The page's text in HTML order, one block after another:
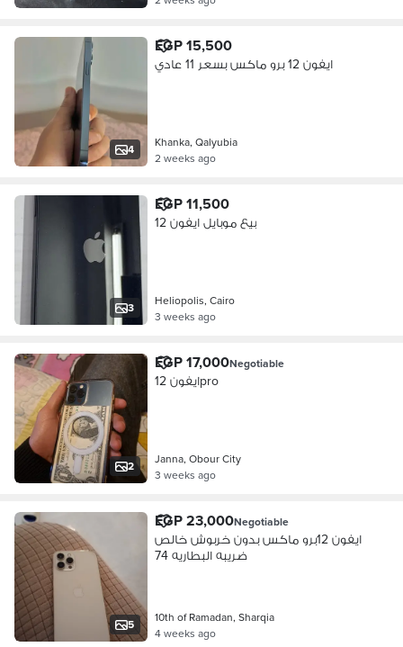
4
EGP 15,500
ايفون 12 برو ماكس بسعر 11 عادي
Khanka, Qalyubia
2 weeks ago
3
EGP 11,500
بيع موبايل ايفون 12
Heliopolis, Cairo
3 weeks ago
2
EGP 17,000Negotiable
ايفون 12pro
Janna, Obour City
3 weeks ago
5
EGP 23,000Negotiable
ايفون 12برو ماكس بدون خربوش خالص
ضريبه البطاريه 74
10th of Ramadan, Sharqia
4 weeks ago